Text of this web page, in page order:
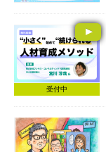
受付中